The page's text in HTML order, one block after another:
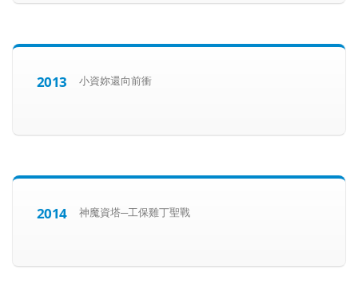
2013 小資妳還向前衝
2014 神魔資塔─工保雞丁聖戰